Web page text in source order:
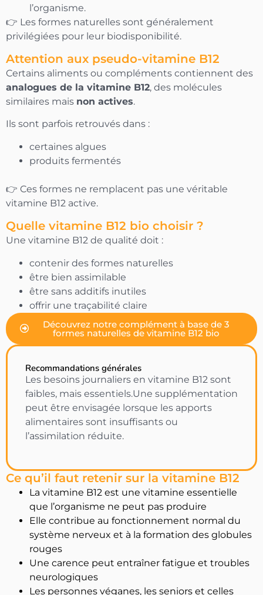
l’organisme.
👉 Les formes naturelles sont généralement
privilégiées pour leur biodisponibilité.
Attention aux pseudo-vitamine B12
Certains aliments ou compléments contiennent des
analogues de la vitamine B12, des molécules
similaires mais non actives.
Ils sont parfois retrouvés dans :
certaines algues
produits fermentés
👉 Ces formes ne remplacent pas une véritable
vitamine B12 active.
Quelle vitamine B12 bio choisir ?
Une vitamine B12 de qualité doit :
contenir des formes naturelles
être bien assimilable
être sans additifs inutiles
offrir une traçabilité claire
Découvrez notre complément à base de 3
formes naturelles de vitamine B12 bio
Recommandations générales
Les besoins journaliers en vitamine B12 sont
faibles, mais essentiels.Une supplémentation
peut être envisagée lorsque les apports
alimentaires sont insuffisants ou
l’assimilation réduite.
Ce qu’il faut retenir sur la vitamine B12
La vitamine B12 est une vitamine essentielle
que l’organisme ne peut pas produire
Elle contribue au fonctionnement normal du
système nerveux et à la formation des globules
rouges
Une carence peut entraîner fatigue et troubles
neurologiques
Les personnes véganes, les seniors et celles